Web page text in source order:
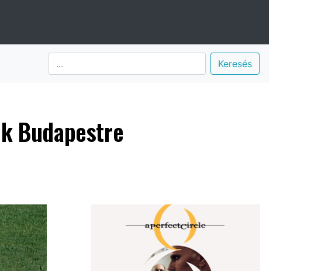
Keresés
Budapestre